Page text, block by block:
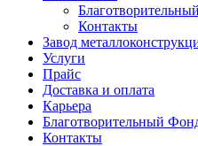
Контакты
Завод
Услуги
Прайс
Доставка и оплата
Карьера
Благотворительный
Контакты